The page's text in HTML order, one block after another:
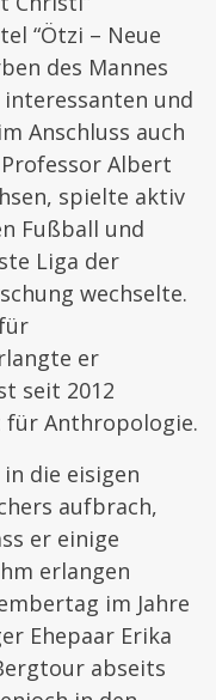
“Ötzi – Neue
des Mannes
interessanten und
Anschluss auch
Albert
spielte aktiv
Fußball und
Liga der
wechselte.
er
seit 2012
für Anthropologie.
die eisigen
aufbrach,
er einige
erlangen
im Jahre
Ehepaar Erika
abseits